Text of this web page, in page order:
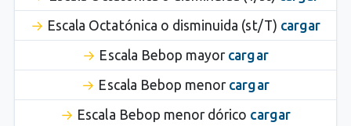
Escala Octatónica o disminuida (st/T) cargar
Escala Bebop mayor cargar
Escala Bebop menor cargar
Escala Bebop menor dórico cargar